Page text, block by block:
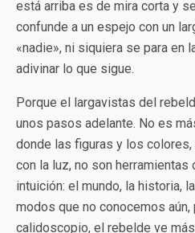
está arriba es de mira corta y
confunde a un espejo con un
«nadie», ni siquiera se para en
adivinar lo que sigue.
Porque el largavistas del
unos pasos adelante. No es
donde las figuras y los
con la luz, no son herramientas
intuición: el mundo, la historia,
modos que no conocemos
calidoscopio, el rebelde ve